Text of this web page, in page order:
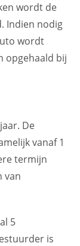
wordt de
Indien nodig
wordt
opgehaald bij
De
vanaf 1
termijn
van
5
is